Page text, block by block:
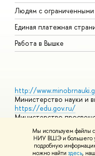
Мы используем файлы
НИУ ВШЭ и большего
подробную
можно найти здесь,
Людям с
Единая платежная
Работа в Вышке
http://
Министерство науки и
https://edu.gov.ru/
Министерство
https://elearning.hse.ru/
Массовые открытые